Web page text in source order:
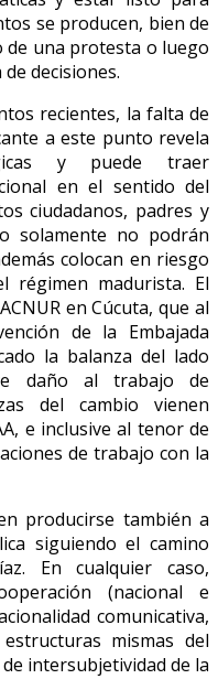
se producen, bien de
de una protesta o luego
decisiones.
recientes, la falta de
a este punto revela
y puede traer
en el sentido del
ciudadanos, padres y
solamente no podrán
colocan en riesgo
régimen madurista. El
en Cúcuta, que al
de la Embajada
la balanza del lado
daño al trabajo de
del cambio vienen
e inclusive al tenor de
de trabajo con la
producirse también a
siguiendo el camino
En cualquier caso,
(nacional e
comunicativa,
mismas del
intersubjetividad de la